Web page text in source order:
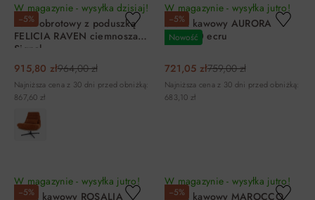
−5%
W magazynie - wysyłka dzisiaj!
Fotel obrotowy z poduszką
FELICIA RAVEN ciemnoszary
Signal
915,80 zł964,00 zł
Najniższa cena z 30 dni przed obniżką:
867,60 zł
−5%
Nowość
W magazynie - wysyłka jutro!
Stolik kawowy AURORA
FI45X50 ecru
721,05 zł759,00 zł
Najniższa cena z 30 dni przed obniżką:
683,10 zł
−5%
W magazynie - wysyłka jutro!
Stolik kawowy ROSALIA
−5%
W magazynie - wysyłka jutro!
Stolik kawowy MAROCCO